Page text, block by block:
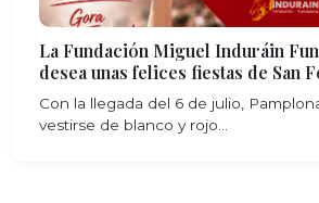
La Fundación Miguel Induráin
desea unas felices fiestas de San
Con la llegada del 6 de julio,
vestirse de blanco y rojo...